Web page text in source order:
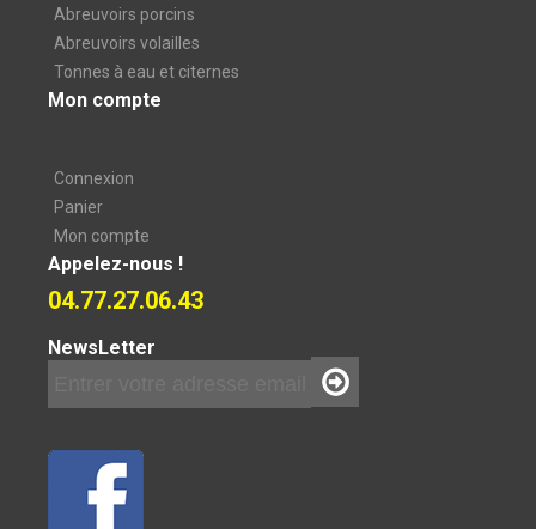
Abreuvoirs porcins
Abreuvoirs volailles
Tonnes à eau et citernes
Mon compte
Connexion
Panier
Mon compte
Appelez-nous !
04.77.27.06.43
NewsLetter